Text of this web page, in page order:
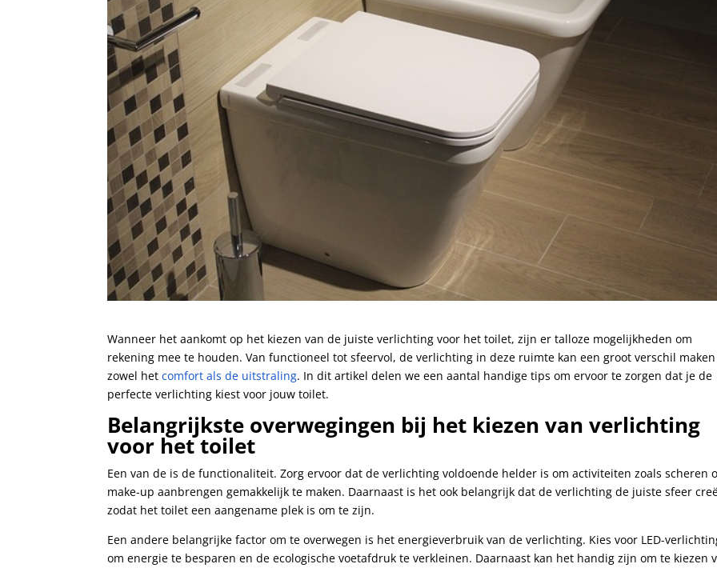
Wanneer het aankomt op het kiezen van de juiste verlichting voor het toilet, zijn er talloze mogelijkheden om
rekening mee te houden. Van functioneel tot sfeervol, de verlichting in deze ruimte kan een groot verschil
zowel hetcomfort als de uitstraling. In dit artikel delen we een aantal handige tips om ervoor te zorgen dat je de
perfecte verlichting kiest voor jouw toilet.
Belangrijkste overwegingen bij het kiezen van verlichting
voor het toilet
Een van de is de functionaliteit. Zorg ervoor dat de verlichting voldoende helder is om activiteiten zoals scheren
make-up aanbrengen gemakkelijk te maken. Daarnaast is het ook belangrijk dat de verlichting de juiste sfeer
zodat het toilet een aangename plek is om te zijn.
Een andere belangrijke factor om te overwegen is het energieverbruik van de verlichting. Kies voor LED-
om energie te besparen en de ecologische voetafdruk te verkleinen. Daarnaast kan het handig zijn om te kiezen